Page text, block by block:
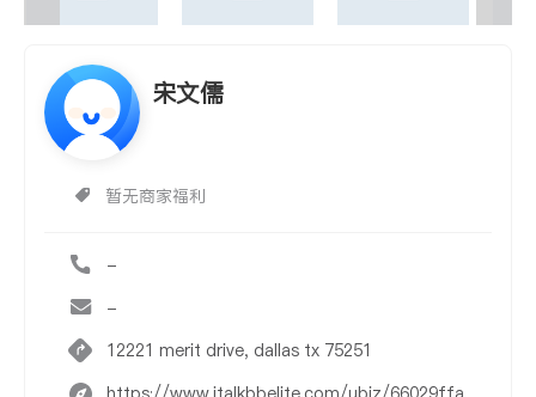
宋文儒
暂无商家福利
-
-
12221 merit drive, dallas tx 75251